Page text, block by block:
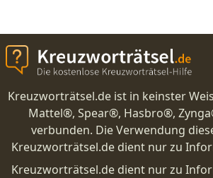
Kreuzworträtsel.de ist in keinster
Mattel®, Spear®, Hasbro®,
verbunden. Die Verwendung
Kreuzworträtsel.de dient nur zu
Kreuzworträtsel.de dient nur zu